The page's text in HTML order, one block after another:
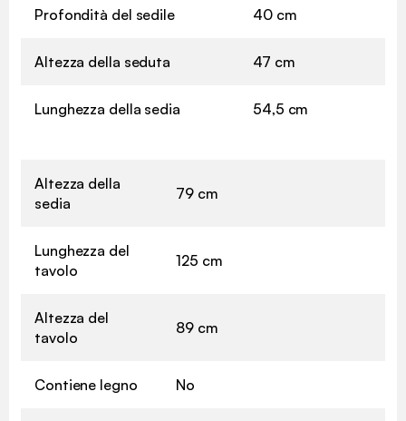
Profondità del sedile 40 cm
Altezza della seduta 47 cm
Lunghezza della sedia 54,5 cm
Altezza della
sedia
79 cm
Lunghezza del
tavolo
125 cm
Altezza del
tavolo
89 cm
Contiene legno No